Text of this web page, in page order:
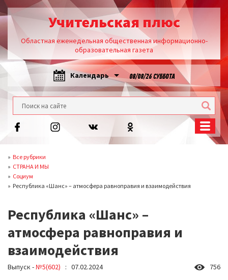
Учительская плюс
Областная еженедельная общественная информационно-
образовательная газета
Календарь 08/08/26 СУББОТА
Все рубрики
СТРАНА И МЫ
Социум
Республика «Шанс» – атмосфера равноправия и взаимодействия
Республика «Шанс» –
атмосфера равноправия и
взаимодействия
Выпуск -№5(602) : 07.02.2024 756